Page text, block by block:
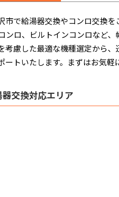
市で給湯器交換やコンロ交換
ンロ、ビルトインコンロなど
考慮した最適な機種選定から
ートいたします。まずはお気軽
交換対応エリア